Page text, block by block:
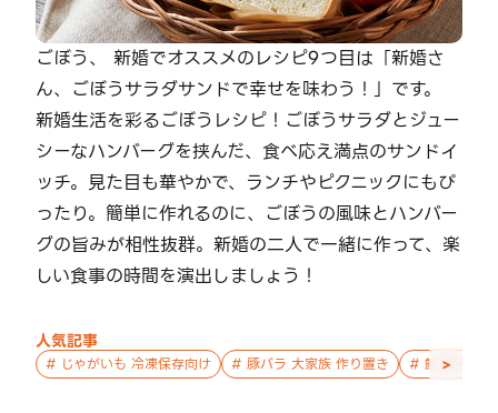
ごぼう、 新婚でオススメのレシピ9つ目は「新婚さ
ん、ごぼうサラダサンドで幸せを味わう！」です。
新婚生活を彩るごぼうレシピ！ごぼうサラダとジュー
シーなハンバーグを挟んだ、食べ応え満点のサンドイ
ッチ。見た目も華やかで、ランチやピクニックにもぴ
ったり。簡単に作れるのに、ごぼうの風味とハンバー
グの旨みが相性抜群。新婚の二人で一緒に作って、楽
しい食事の時間を演出しましょう！
人気記事
# じゃがいも 冷凍保存向け # 豚バラ 大家族 作り置き # 鮭 親子 作
>